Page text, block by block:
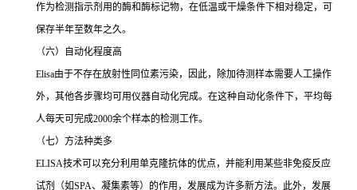
作为检测指示剂用的酶和酶标记物，在低温或干燥条件下相对稳定，可
保存半年至数年之久。
（六）自动化程度高
Elisa由于不存在放射性同位素污染，因此，除加待测样本需要人工操作
外，其他各步骤均可用仪器自动化完成。在这种自动化条件下，平均每
人每天可完成2000余个样本的检测工作。
（七）方法种类多
ELISA技术可以充分利用单克隆抗体的优点，并能利用某些非免疫反应
试剂（如SPA、凝集素等）的作用，发展成为许多新方法。此外，发展